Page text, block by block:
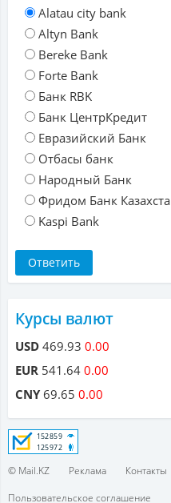
Alatau city bank
Altyn Bank
Bereke Bank
Forte Bank
Банк RBK
Банк ЦентрКредит
Евразийский Банк
Отбасы банк
Народный Банк
Фридом Банк
Kaspi Bank
Курсы валют
USD 469.93 0.00
EUR 541.64 0.00
CNY69.65 0.00
© Mail.KZ Реклама Контакты
Пользовательское соглашение